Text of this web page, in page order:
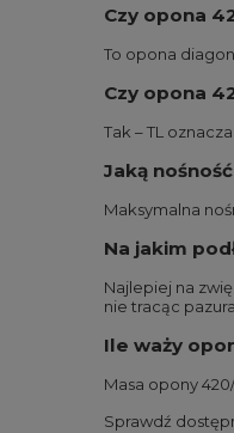
Czy opona
To opona
Czy opona
Tak – TL
Jaką
Maksymalna
Na jakim
Najlepiej na
nie tracąc
Ile waży
Masa opony
Sprawdź